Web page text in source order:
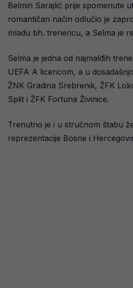
Belmin Sarajlić prije spomenute
romantičan način odlučio je
mladu bh. trenericu, a Selma je
Selma je jedna od najmalđih
UEFA A licencom, a u
ŽNK Gradina Srebrenik, ŽFK
Split i ŽFK Fortuna Živinice.
Trenutno je i u stručnom štabu
reprezentacije Bosne i